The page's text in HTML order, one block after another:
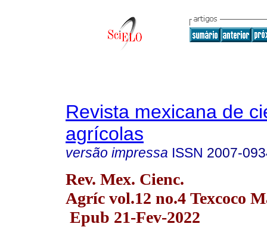
Revista mexicana de
agrícolas
versão impressa ISSN 2007-
Rev. Mex. Cienc.
Agríc vol.12 no.4 Texcoco
Epub 21-Fev-2022